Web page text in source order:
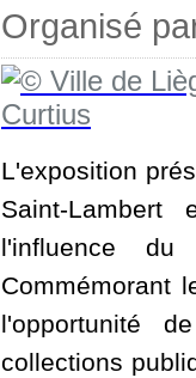
Organisé
L'exposition
Saint-
l'influence
Commémorant
l'opportunité
collections